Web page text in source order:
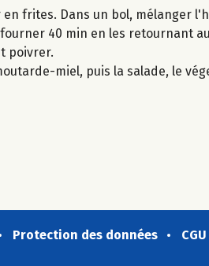
frites. Dans un bol, mélanger
40 min en les retournant
poivrer.
miel, puis la salade, le
Protection des données CGU